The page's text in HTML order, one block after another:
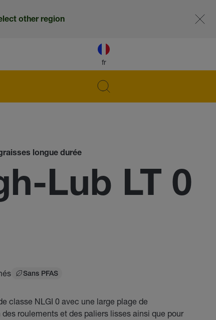
fr
other region
longue durée
Lub LT 0
Sans PFAS
classe NLGI 0 avec une large plage de
roulements et des paliers lisses ainsi que pour